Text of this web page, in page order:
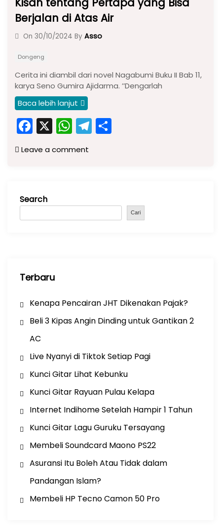
Berjalan di Atas Air
On 30/10/2024 By Asso
Dongeng
Cerita ini diambil dari novel Nagabumi Buku II Bab 11,
karya Seno Gumira Ajidarma. ’’Dengarlah
Baca lebih lanjut
F
a
c
o
o
X W
h
a
p
p
T
el
m
Leave a comment
Search
Cari
Terbaru
Kenapa Pencairan JHT Dikenakan Pajak?
Beli 3 Kipas Angin Dinding untuk Gantikan 2
AC
Live Nyanyi di Tiktok Setiap Pagi
Kunci Gitar Lihat Kebunku
Kunci Gitar Rayuan Pulau Kelapa
Internet Indihome Setelah Hampir 1 Tahun
Kunci Gitar Lagu Guruku Tersayang
Membeli Soundcard Maono PS22
Asuransi Itu Boleh Atau Tidak dalam
Pandangan Islam?
Membeli HP Tecno Camon 50 Pro